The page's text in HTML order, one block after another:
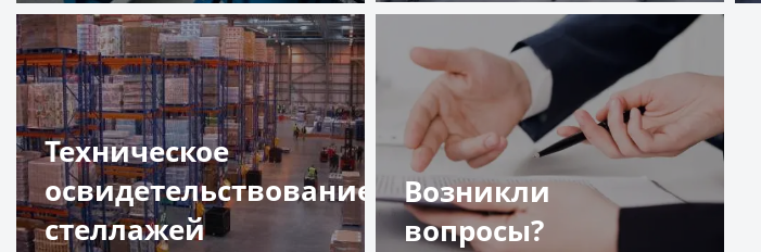
Подробнее Подробнее
Техническое
освидетельствование
стеллажей
Возникли
вопросы?